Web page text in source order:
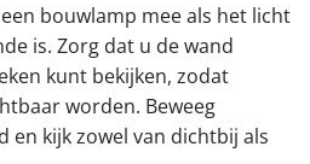
bouwlamp mee als het licht
is. Zorg dat u de wand
kunt bekijken, zodat
worden. Beweeg
en kijk zowel van dichtbij als